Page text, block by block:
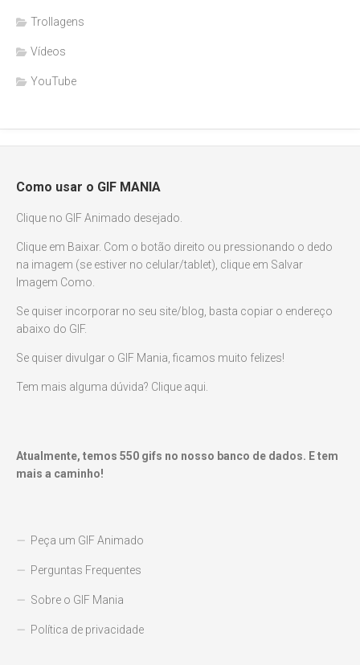
Trollagens
Vídeos
YouTube
Como usar o GIF MANIA
Clique no GIF Animado desejado.
Clique em Baixar. Com o botão direito ou pressionando o dedo
na imagem (se estiver no celular/tablet), clique em Salvar
Imagem Como.
Se quiser incorporar no seu site/blog, basta copiar o endereço
abaixo do GIF.
Se quiser divulgar o GIF Mania, ficamos muito felizes!
Tem mais alguma dúvida? Clique aqui.
Atualmente, temos 550 gifs no nosso banco de dados. E tem
mais a caminho!
Peça um GIF Animado
Perguntas Frequentes
Sobre o GIF Mania
Política de privacidade